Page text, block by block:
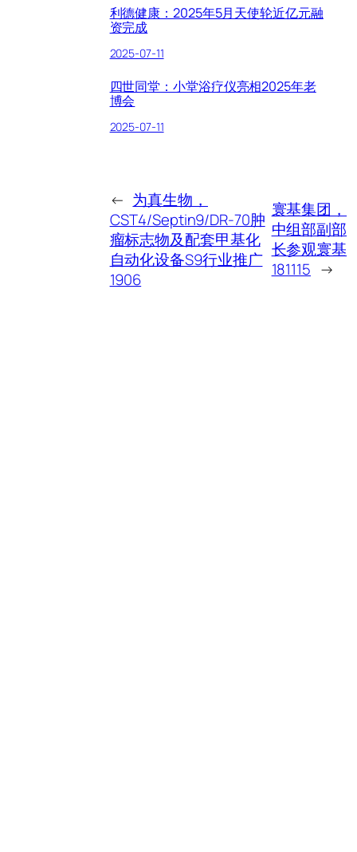
利德健康：2025年5月天使轮近亿元融
资完成
2025-07-11
四世同堂：小堂浴疗仪亮相2025年老
博会
2025-07-11
← 为真生物，
CST4/Septin9/DR-70肿
瘤标志物及配套甲基化
自动化设备S9行业推广
1906
寰基集团，
中组部副部
长参观寰基
181115 →